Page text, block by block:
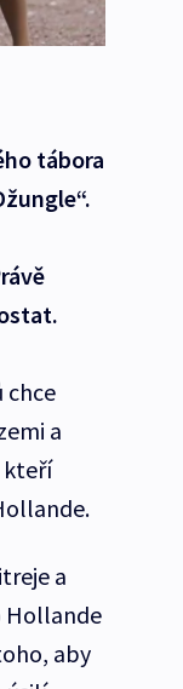
tábora
chce
a
kteří
a
Hollande
aby